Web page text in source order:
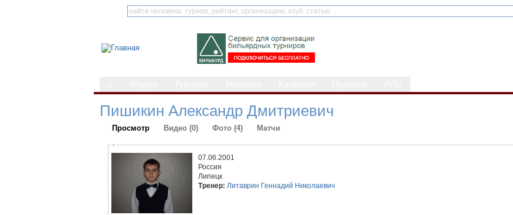
Пишикин Александр Дмитриевич
Просмотр Видео (0) Фото (4) Матчи
-
07.06.2001
Россия
Липецк
Тренер:Литаврин Геннадий Николаевич